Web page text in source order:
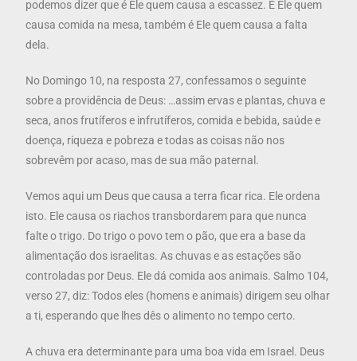
podemos dizer que é Ele quem causa a escassez. É Ele quem
causa comida na mesa, também é Ele quem causa a falta
dela.
No Domingo 10, na resposta 27, confessamos o seguinte
sobre a providência de Deus: …assim ervas e plantas, chuva e
seca, anos frutíferos e infrutíferos, comida e bebida, saúde e
doença, riqueza e pobreza e todas as coisas não nos
sobrevêm por acaso, mas de sua mão paternal.
Vemos aqui um Deus que causa a terra ficar rica. Ele ordena
isto. Ele causa os riachos transbordarem para que nunca
falte o trigo. Do trigo o povo tem o pão, que era a base da
alimentação dos israelitas. As chuvas e as estações são
controladas por Deus. Ele dá comida aos animais. Salmo 104,
verso 27, diz: Todos eles (homens e animais) dirigem seu olhar
a ti, esperando que lhes dês o alimento no tempo certo.
A chuva era determinante para uma boa vida em Israel. Deus